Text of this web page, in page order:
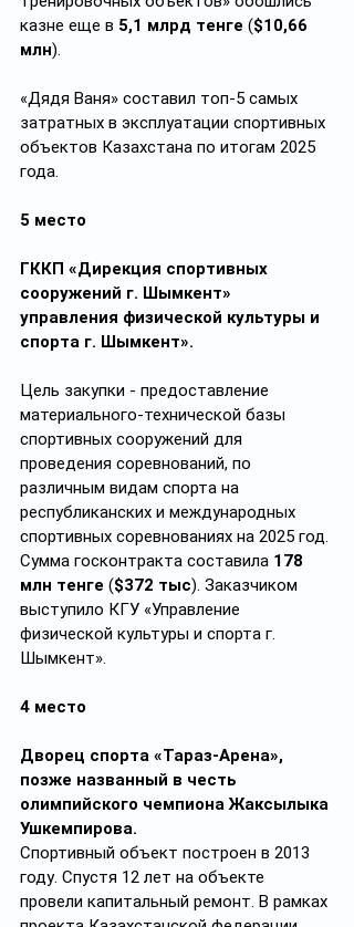
казне еще в 5,1 млрд тенге ($10,66
млн).
«Дядя Ваня» составил топ-5 самых
затратных в эксплуатации спортивных
объектов Казахстана по итогам 2025
года.
5 место
ГККП «Дирекция спортивных
сооружений г. Шымкент»
управления физической культуры и
спорта г. Шымкент».
Цель закупки - предоставление
материального-технической базы
спортивных сооружений для
проведения соревнований, по
различным видам спорта на
республиканских и международных
спортивных соревнованиях на 2025 год.
Сумма госконтракта составила 178
млн тенге ($372 тыс). Заказчиком
выступило КГУ «Управление
физической культуры и спорта г.
Шымкент».
4 место
Дворец спорта «Тараз-Арена»,
позже названный в честь
олимпийского чемпиона Жаксылыка
Ушкемпирова.
Спортивный объект построен в 2013
году. Спустя 12 лет на объекте
провели капитальный ремонт. В рамках